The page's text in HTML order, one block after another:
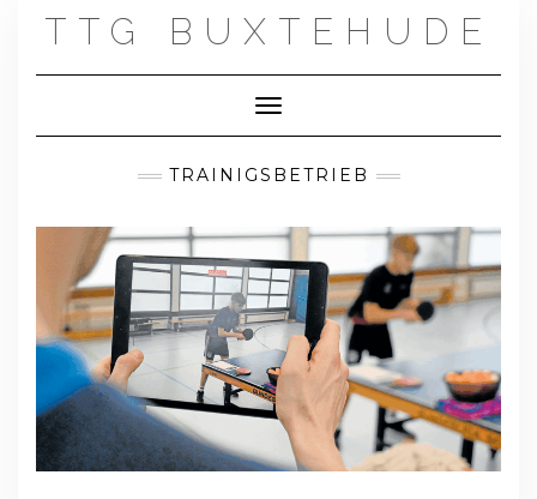
TTG BUXTEHUDE
Toggle Navigation
TRAINIGSBETRIEB